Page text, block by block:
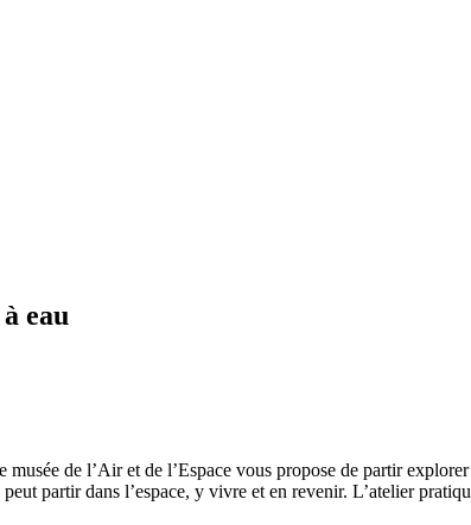
eau
musée de l’Air et de l’Espace vous propose de partir
partir dans l’espace, y vivre et en revenir. L’atelier